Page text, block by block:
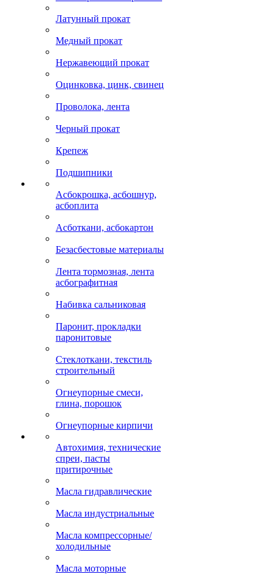
Латунный прокат
Медный прокат
Нержавеющий прокат
Оцинковка, цинк, свинец
Проволока, лента
Черный прокат
Крепеж
Подшипники
Асбокрошка, асбошнур,
асбоплита
Асботкани, асбокартон
Безасбестовые материалы
Лента тормозная, лента
асбографитная
Набивка сальниковая
Паронит, прокладки
паронитовые
Стеклоткани, текстиль
строительный
Огнеупорные смеси,
глина, порошок
Огнеупорные кирпичи
Автохимия, технические
спреи, пасты
притирочные
Масла гидравлические
Масла индустриальные
Масла компрессорные/
холодильные
Масла моторные